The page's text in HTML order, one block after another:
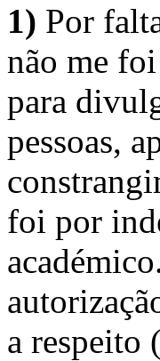
1) Por
não me
para
pessoas,
foi por
a respeito